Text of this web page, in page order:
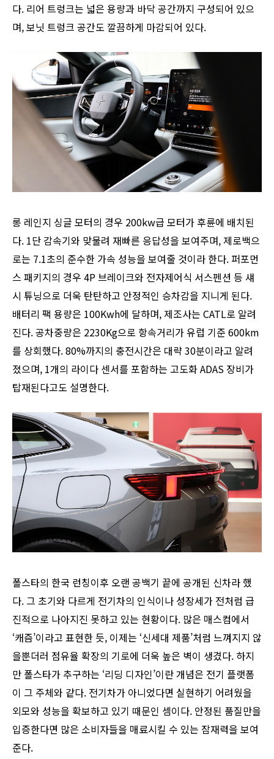
다. 리어 트렁크는 넓은 용량과 바닥 공간까지 구성되어 있으
며, 보닛 트렁크 공간도 깔끔하게 마감되어 있다.
롱 레인지 싱글 모터의 경우 200kw급 모터가 후륜에 배치된
다. 1단 감속기와 맞물려 재빠른 응답성을 보여주며, 제로백으
로는 7.1초의 준수한 가속 성능을 보여줄 것이라 한다. 퍼포먼
스 패키지의 경우 4P 브레이크와 전자제어식 서스펜션 등 섀
시 튜닝으로 더욱 탄탄하고 안정적인 승차감을 지니게 된다.
배터리 팩 용량은 100Kwh에 달하며, 제조사는 CATL로 알려
진다. 공차중량은 2230Kg으로 항속거리가 유럽 기준 600km
를 상회했다. 80%까지의 충전시간은 대략 30분이라고 알려
졌으며, 1개의 라이다 센서를 포함하는 고도화 ADAS 장비가
탑재된다고도 설명한다.
폴스타의 한국 런칭이후 오랜 공백기 끝에 공개된 신차라 했
다. 그 초기와 다르게 전기차의 인식이나 성장세가 전처럼 급
진적으로 나아지진 못하고 있는 현황이다. 많은 매스컴에서
‘캐즘’이라고 표현한 듯, 이제는 ‘신세대 제품’처럼 느껴지지 않
을뿐더러 점유율 확장의 기로에 더욱 높은 벽이 생겼다. 하지
만 폴스타가 추구하는 ‘리딩 디자인’이란 개념은 전기 플랫폼
이 그 주체와 같다. 전기차가 아니었다면 실현하기 어려웠을
외모와 성능을 확보하고 있기 때문인 셈이다. 안정된 품질만을
입증한다면 많은 소비자들을 매료시킬 수 있는 잠재력을 보여
준다.